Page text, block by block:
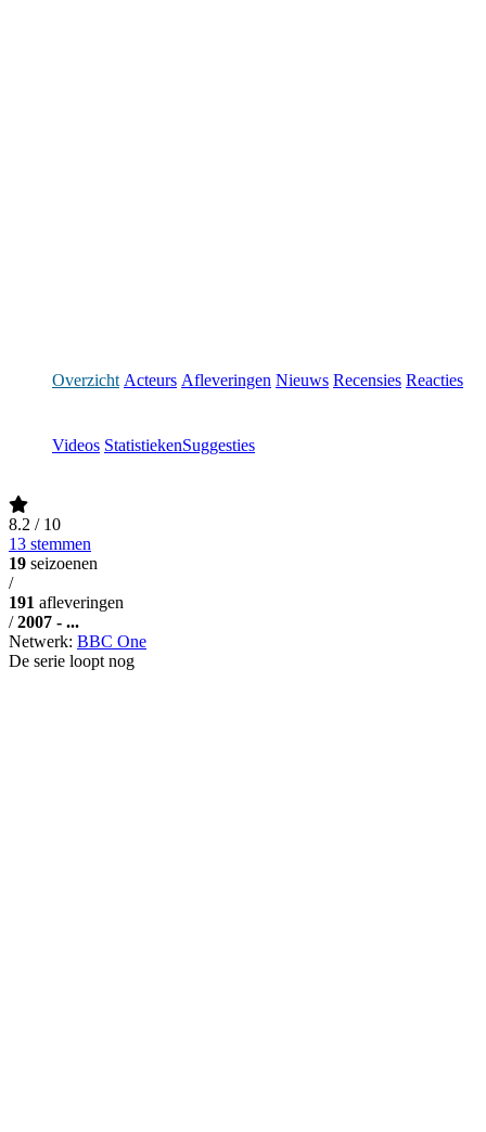
Overzicht Acteurs Afleveringen Nieuws Recensies Reacties
Videos StatistiekenSuggesties
8.2 / 10
13 stemmen
19 seizoenen
/
191 afleveringen
/ 2007 - ...
Netwerk: BBC One
De serie loopt nog